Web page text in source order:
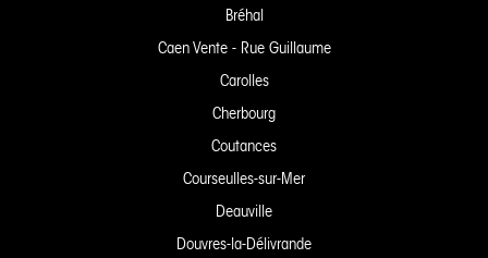
Bréhal
Caen Vente - Rue Guillaume
Carolles
Cherbourg
Coutances
Courseulles-sur-Mer
Deauville
Douvres-la-Délivrande